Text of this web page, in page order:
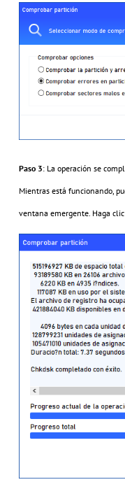
Paso 3: La operación se
Mientras está funcionando,
ventana emergente. Haga